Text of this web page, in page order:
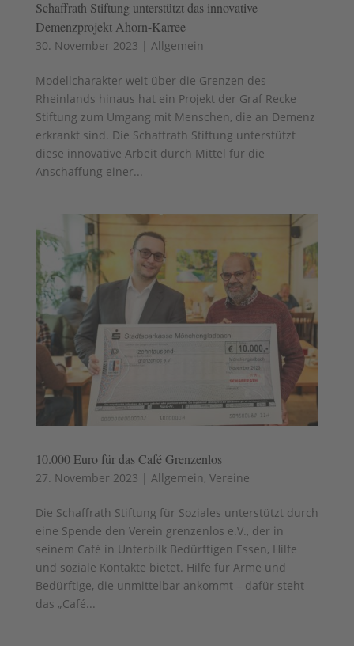
Schaffrath Stiftung unterstützt das innovative
Demenzprojekt Ahorn-Karree
30. November 2023 | Allgemein
Modellcharakter weit über die Grenzen des
Rheinlands hinaus hat ein Projekt der Graf Recke
Stiftung zum Umgang mit Menschen, die an Demenz
erkrankt sind. Die Schaffrath Stiftung unterstützt
diese innovative Arbeit durch Mittel für die
Anschaffung einer...
10.000 Euro für das Café Grenzenlos
27. November 2023 | Allgemein, Vereine
Die Schaffrath Stiftung für Soziales unterstützt durch
eine Spende den Verein grenzenlos e.V., der in
seinem Café in Unterbilk Bedürftigen Essen, Hilfe
und soziale Kontakte bietet. Hilfe für Arme und
Bedürftige, die unmittelbar ankommt – dafür steht
das „Café...